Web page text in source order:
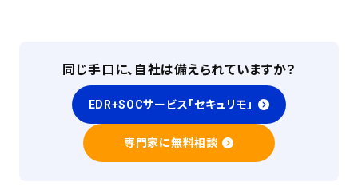
同じ手口に、自社は備えられていますか？
EDR+SOCサービス「セキュリモ」
専門家に無料相談